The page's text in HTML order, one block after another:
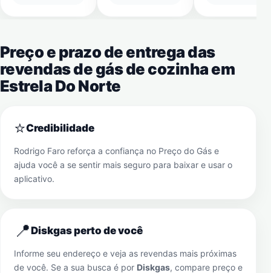
Preço e prazo de entrega das
revendas de gás de cozinha em
Estrela Do Norte
⭐Credibilidade
Rodrigo Faro reforça a confiança no Preço do Gás e
ajuda você a se sentir mais seguro para baixar e usar o
aplicativo.
📍Diskgas perto de você
Informe seu endereço e veja as revendas mais próximas
de você. Se a sua busca é por Diskgas, compare preço e